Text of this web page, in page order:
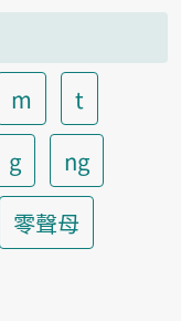
m
t
g
ng
零聲母